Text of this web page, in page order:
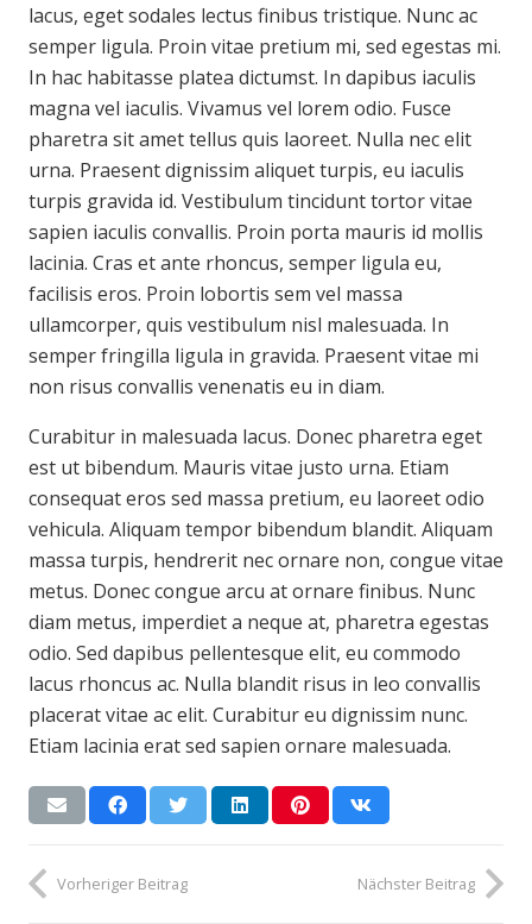
lacus, eget sodales lectus finibus tristique. Nunc ac
semper ligula. Proin vitae pretium mi, sed egestas mi.
In hac habitasse platea dictumst. In dapibus iaculis
magna vel iaculis. Vivamus vel lorem odio. Fusce
pharetra sit amet tellus quis laoreet. Nulla nec elit
urna. Praesent dignissim aliquet turpis, eu iaculis
turpis gravida id. Vestibulum tincidunt tortor vitae
sapien iaculis convallis. Proin porta mauris id mollis
lacinia. Cras et ante rhoncus, semper ligula eu,
facilisis eros. Proin lobortis sem vel massa
ullamcorper, quis vestibulum nisl malesuada. In
semper fringilla ligula in gravida. Praesent vitae mi
non risus convallis venenatis eu in diam.
Curabitur in malesuada lacus. Donec pharetra eget
est ut bibendum. Mauris vitae justo urna. Etiam
consequat eros sed massa pretium, eu laoreet odio
vehicula. Aliquam tempor bibendum blandit. Aliquam
massa turpis, hendrerit nec ornare non, congue vitae
metus. Donec congue arcu at ornare finibus. Nunc
diam metus, imperdiet a neque at, pharetra egestas
odio. Sed dapibus pellentesque elit, eu commodo
lacus rhoncus ac. Nulla blandit risus in leo convallis
placerat vitae ac elit. Curabitur eu dignissim nunc.
Etiam lacinia erat sed sapien ornare malesuada.
Vorheriger Beitrag Nächster Beitrag